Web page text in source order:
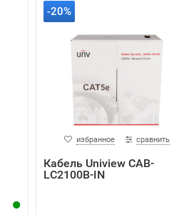
-20%
избранное сравнить
Кабель Uniview CAB-
LC2100B-IN